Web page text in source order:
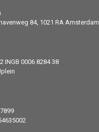
84, 1021 RA Amsterdam
INGB 0006 8284 38